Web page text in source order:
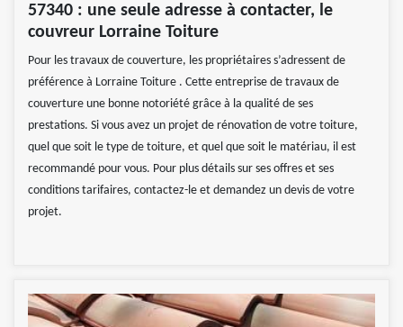
57340 : une seule adresse à contacter, le
couvreur Lorraine Toiture
Pour les travaux de couverture, les propriétaires s’adressent de
préférence à Lorraine Toiture . Cette entreprise de travaux de
couverture une bonne notoriété grâce à la qualité de ses
prestations. Si vous avez un projet de rénovation de votre toiture,
quel que soit le type de toiture, et quel que soit le matériau, il est
recommandé pour vous. Pour plus détails sur ses offres et ses
conditions tarifaires, contactez-le et demandez un devis de votre
projet.